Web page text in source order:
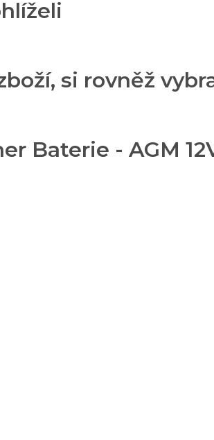
si rovněž
Baterie - AGM